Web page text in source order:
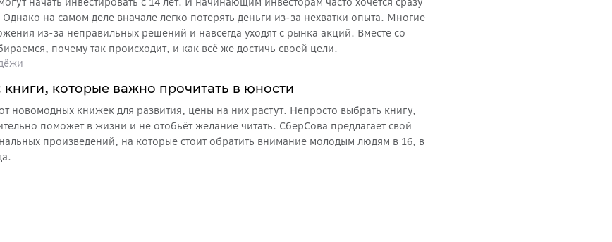
Однако на самом деле вначале легко потерять деньги из-за нехватки опыта. Многие
из-за неправильных решений и навсегда уходят с рынка акций. Вместе со
почему так происходит, и как всё же достичь своей цели.
книги, которые важно прочитать в юности
новомодных книжек для развития, цены на них растут. Непросто выбрать книгу,
поможет в жизни и не отобьёт желание читать. СберСова предлагает свой
произведений, на которые стоит обратить внимание молодым людям в 16, в